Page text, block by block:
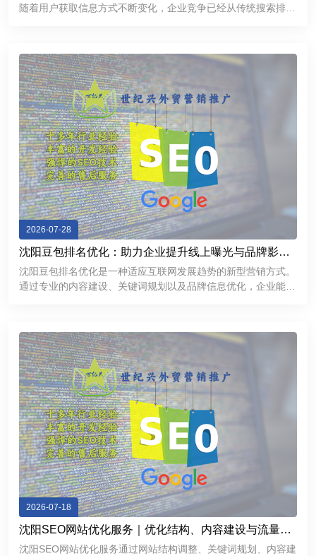
随着用户获取信息方式不断变化，企业竞争已经从传统搜索排名
2026-07-28
沈阳豆包排名优化：助力企业提升线上曝光与品牌影响
力
沈阳豆包排名优化是一种适应互联网发展趋势的新型营销方式。
通过专业的内容建设、关键词规划以及品牌信息优化，企业能够
2026-07-18
沈阳SEO网站优化服务｜优化结构、内容建设与流量增
长方案
沈阳SEO网站优化服务通过网站结构调整、关键词规划、内容建